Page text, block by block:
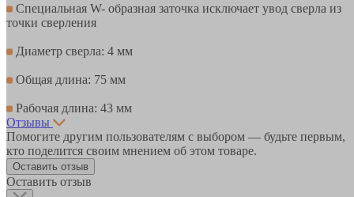
Специальная W- образная заточка исключает увод сверла из
точки сверления
Диаметр сверла: 4 мм
Общая длина: 75 мм
Рабочая длина: 43 мм
Отзывы
Помогите другим пользователям с выбором — будьте первым,
кто поделится своим мнением об этом товаре.
Оставить отзыв
Оставить отзыв